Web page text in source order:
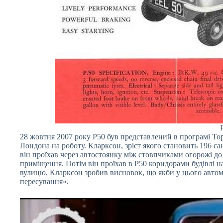
28 жовтня 2007 року P50 був представлений в програмі
Лондона на роботу. Кларксон, зріст якого становить 196
він проїхав через автостоянку між стовпчиками огорожі
приміщення. Потім він проїхав в P50 коридорами будівлі
вулицю, Кларксон зробив висновок, що якби у цього
пересування».